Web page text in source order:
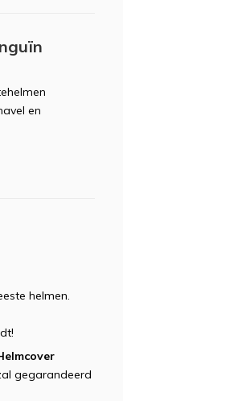
en
helmen.
gegarandeerd